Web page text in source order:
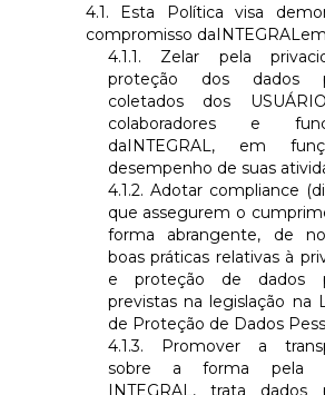
4.1. Esta Política visa
compromisso daINTEGRAL
4.1.1. Zelar pela
proteção dos dados
coletados dos
colaboradores e
daINTEGRAL , em
desempenho de suas
4.1.2. Adotar compliance
que assegurem o
forma abrangente, de
boas práticas relativas à
e proteção de dados
previstas na legislação na
de Proteção de Dados
4.1.3. Promover a
sobre a forma pela
INTEGRAL , trata dados